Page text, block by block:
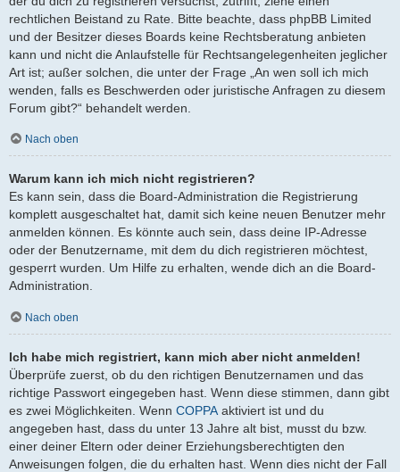
rechtlichen Beistand zu Rate. Bitte beachte, dass phpBB Limited
und der Besitzer dieses Boards keine Rechtsberatung anbieten
kann und nicht die Anlaufstelle für Rechtsangelegenheiten jeglicher
Art ist; außer solchen, die unter der Frage „An wen soll ich mich
wenden, falls es Beschwerden oder juristische Anfragen zu diesem
Forum gibt?“ behandelt werden.
Nach oben
Warum kann ich mich nicht registrieren?
Es kann sein, dass die Board-Administration die Registrierung
komplett ausgeschaltet hat, damit sich keine neuen Benutzer mehr
anmelden können. Es könnte auch sein, dass deine IP-Adresse
oder der Benutzername, mit dem du dich registrieren möchtest,
gesperrt wurden. Um Hilfe zu erhalten, wende dich an die Board-
Administration.
Nach oben
Ich habe mich registriert, kann mich aber nicht anmelden!
Überprüfe zuerst, ob du den richtigen Benutzernamen und das
richtige Passwort eingegeben hast. Wenn diese stimmen, dann gibt
es zwei Möglichkeiten. Wenn COPPA aktiviert ist und du
angegeben hast, dass du unter 13 Jahre alt bist, musst du bzw.
einer deiner Eltern oder deiner Erziehungsberechtigten den
Anweisungen folgen, die du erhalten hast. Wenn dies nicht der Fall